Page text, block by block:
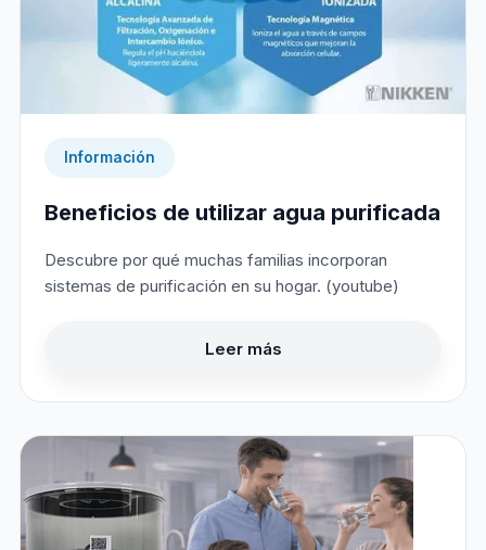
Información
Beneficios de utilizar agua purificada
Descubre por qué muchas familias incorporan
sistemas de purificación en su hogar. (youtube)
Leer más